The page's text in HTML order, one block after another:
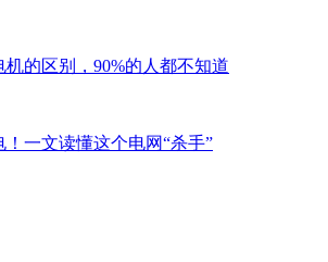
的区别，90%的人都不知道
一文读懂这个电网“杀手”